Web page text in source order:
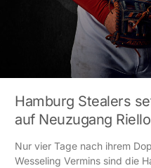
Hamburg Stealers
auf Neuzugang Riello
Nur vier Tage nach ihrem
Wesseling Vermins sind die